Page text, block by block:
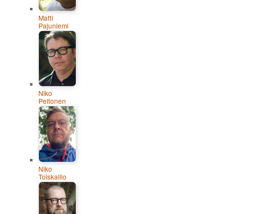
Matti
Pajuniemi
Niko
Peltonen
Niko
Toiskallio